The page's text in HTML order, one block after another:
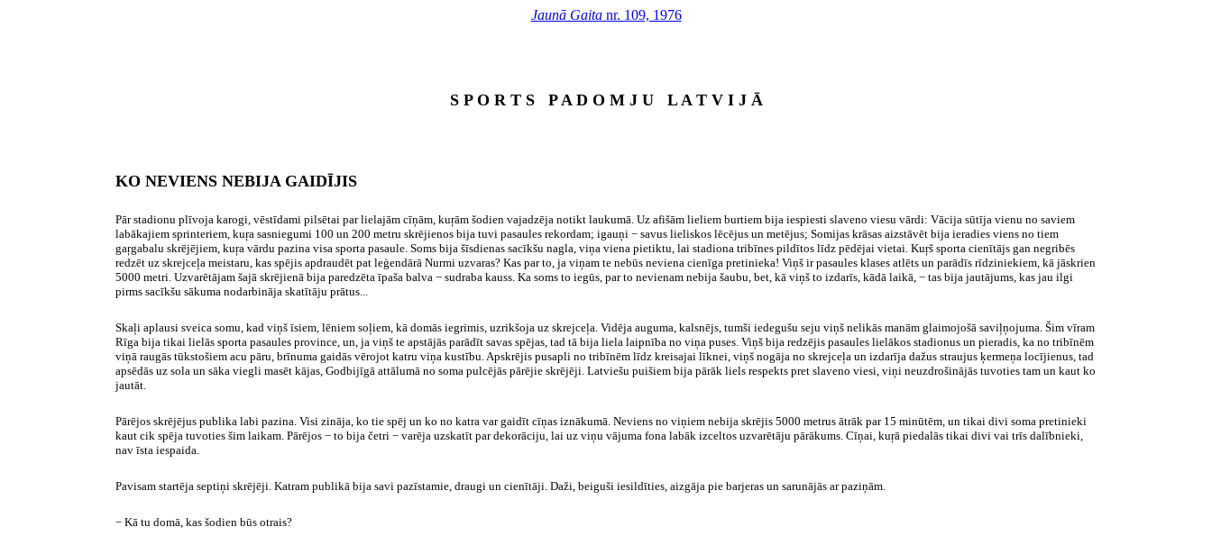
Jaunā Gaitanr. 109, 1976
S P O R T S P A D O M J U L A T V I J Ā
KO NEVIENS NEBIJA GAIDĪJIS
Pār stadionu plīvoja karogi, vēstīdami pilsētai par lielajām cīņām, kuŗām šodien vajadzēja notikt laukumā. Uz afišām lieliem burtiem bija iespiesti slaveno viesu vārdi: Vācija sūtīja vienu no saviem
labākajiem sprinteriem, kuŗa sasniegumi 100 un 200 metru skrējienos bija tuvi pasaules rekordam; igauņi − savus lieliskos lēcējus un metējus; Somijas krāsas aizstāvēt bija ieradies viens no tiem
gaŗgabalu skrējējiem, kuŗa vārdu pazina visa sporta pasaule. Soms bija šīsdienas sacīkšu nagla, viņa viena pietiktu, lai stadiona tribīnes pildītos līdz pēdējai vietai. Kuŗš sporta cienītājs gan negribēs
redzēt uz skrejceļa meistaru, kas spējis apdraudēt pat leģendārā Nurmi uzvaras? Kas par to, ja viņam te nebūs neviena cienīga pretinieka! Viņš ir pasaules klases atlēts un parādīs rīdziniekiem, kā jāskrien
5000 metri. Uzvarētājam šajā skrējienā bija paredzēta īpaša balva − sudraba kauss. Ka soms to iegūs, par to nevienam nebija šaubu, bet, kā viņš to izdarīs, kādā laikā, − tas bija jautājums, kas jau ilgi
pirms sacīkšu sākuma nodarbināja skatītāju prātus...
Skaļi aplausi sveica somu, kad viņš īsiem, lēniem soļiem, kā domās iegrimis, uzrikšoja uz skrejceļa. Vidēja auguma, kalsnējs, tumši iedegušu seju viņš nelikās manām glaimojošā saviļņojuma. Šim vīram
Rīga bija tikai lielās sporta pasaules province, un, ja viņš te apstājās parādīt savas spējas, tad tā bija liela laipnība no viņa puses. Viņš bija redzējis pasaules lielākos stadionus un pieradis, ka no tribīnēm
viņā raugās tūkstošiem acu pāru, brīnuma gaidās vērojot katru viņa kustību. Apskrējis pusapli no tribīnēm līdz kreisajai līknei, viņš nogāja no skrejceļa un izdarīja dažus straujus ķermeņa locījienus, tad
apsēdās uz sola un sāka viegli masēt kājas, Godbijīgā attālumā no soma pulcējās pārējie skrējēji. Latviešu puišiem bija pārāk liels respekts pret slaveno viesi, viņi neuzdrošinājās tuvoties tam un kaut ko
jautāt.
Pārējos skrējējus publika labi pazina. Visi zināja, ko tie spēj un ko no katra var gaidīt cīņas iznākumā. Neviens no viņiem nebija skrējis 5000 metrus ātrāk par 15 minūtēm, un tikai divi soma pretinieki
kaut cik spēja tuvoties šim laikam. Pārējos − to bija četri − varēja uzskatīt par dekorāciju, lai uz viņu vājuma fona labāk izceltos uzvarētāju pārākums. Cīņai, kuŗā piedalās tikai divi vai trīs dalībnieki,
nav īsta iespaida.
Pavisam startēja septiņi skrējēji. Katram publikā bija savi pazīstamie, draugi un cienītāji. Daži, beiguši iesildīties, aizgāja pie barjeras un sarunājās ar paziņām.
− Kā tu domā, kas šodien būs otrais?